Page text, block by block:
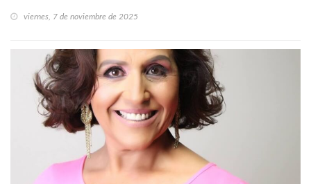
viernes, 7 de noviembre de 2025